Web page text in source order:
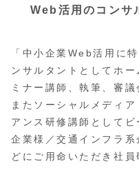
Web活用のコンサ
「中小企業Web活用に
ンサルタントとしてホ
ミナー講師、執筆、審
またソーシャルメディ
アンス研修講師として
企業様／交通インフラ
どにご用命いただき社